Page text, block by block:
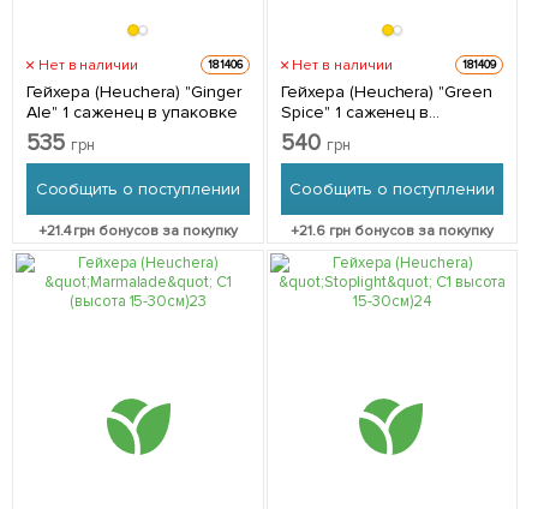
Нет в наличии 181406
Гейхера (Heuchera) "Ginger
Ale" 1 саженец в упаковке
535 грн
Сообщить о поступлении
+21.4грн бонусов за покупку
Нет в наличии 181409
Гейхера (Heuchera) "Green
Spice" 1 саженец в
упаковке
540 грн
Сообщить о поступлении
+21.6 грн бонусов за покупку